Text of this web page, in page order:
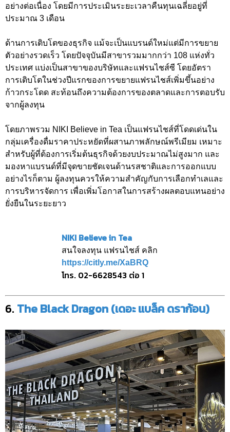
อย่างต่อเนื่อง โดยมีการประเมินระยะเวลาคืนทุนเฉลี่ยอยู่ที่
ประมาณ 3 เดือน
ด้านการเติบโตของธุรกิจ แม้จะเป็นแบรนด์ใหม่แต่มีการขยาย
ตัวอย่างรวดเร็ว โดยปัจจุบันมีสาขารวมมากกว่า 108 แห่งทั่ว
ประเทศ แบ่งเป็นสาขาของบริษัทและแฟรนไชส์ซี โดยอัตรา
การเติบโตในช่วงปีแรกของการขยายแฟรนไชส์เพิ่มขึ้นอย่าง
ก้าวกระโดด สะท้อนถึงความต้องการของตลาดและการตอบรับ
จากผู้ลงทุน
โดยภาพรวม NIKI Believe in Tea เป็นแฟรนไชส์ที่โดดเด่นใน
กลุ่มเครื่องดื่มราคาประหยัดที่ผสานภาพลักษณ์พรีเมียม เหมาะ
สำหรับผู้ที่ต้องการเริ่มต้นธุรกิจด้วยงบประมาณไม่สูงมาก และ
มองหาแบรนด์ที่มีจุดขายชัดเจนด้านรสชาติและการออกแบบ
อย่างไรก็ตาม ผู้ลงทุนควรให้ความสำคัญกับการเลือกทำเลและ
การบริหารจัดการ เพื่อเพิ่มโอกาสในการสร้างผลตอบแทนอย่าง
ยั่งยืนในระยะยาว
NIKI Believe in Tea
สนใจลงทุน แฟรนไชส์ คลิก
https://citly.me/XaBRQ
โทร. 02-6628543 ต่อ 1
6. The Black Dragon (เดอะ แบล็ค ดราก้อน)